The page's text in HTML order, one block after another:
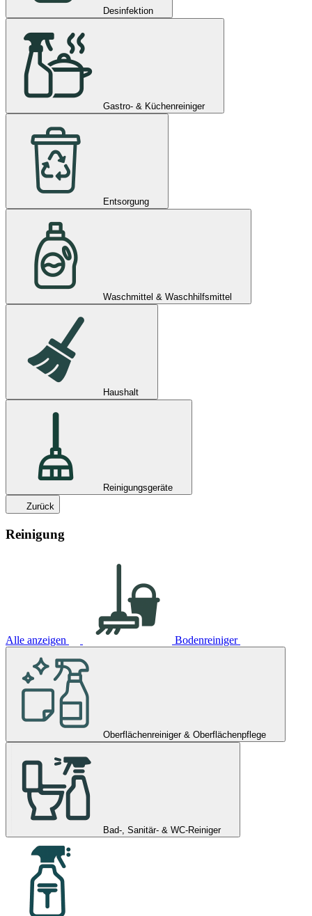
Desinfektion
Gastro- & Küchenreiniger
Entsorgung
Waschmittel & Waschhilfsmittel
Haushalt
Reinigungsgeräte
Zurück
Reinigung
Alle anzeigen Bodenreiniger
Oberflächenreiniger & Oberflächenpflege
Bad-, Sanitär- & WC-Reiniger